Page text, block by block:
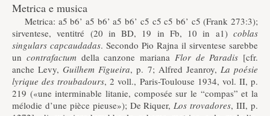
Metrica e musica
Metrica: a5 b6’ a5 b6’ a5 b6’ c5 c5 c5 b6’ c5 (Frank 273:3);
sirventese, ventitré (20 in BD, 19 in Fb, 10 in a1) coblas
singulars capcaudadas. Secondo Pio Rajna il sirventese sarebbe
un contrafactumdella canzone mariana Flor de Paradis [cfr.
anche Levy,Guilhem Figueira, p. 7; Alfred Jeanroy, La poésie
lyrique des troubadours, 2 voll., Paris-Toulouse 1934, vol. II, p.
219 («une interminable litanie, composée sur le “compas” et la
mélodie d’une pièce pieuse»); De Riquer,Los trovadores, III, p.